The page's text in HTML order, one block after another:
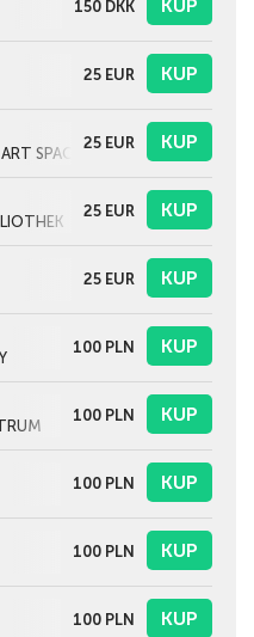
150 DKK KUP
25 EUR KUP
SPACE IN EXILE
25 EUR KUP
25 EUR KUP
25 EUR KUP
100 PLN KUP
100 PLN KUP
100 PLN KUP
100 PLN KUP
100 PLN KUP